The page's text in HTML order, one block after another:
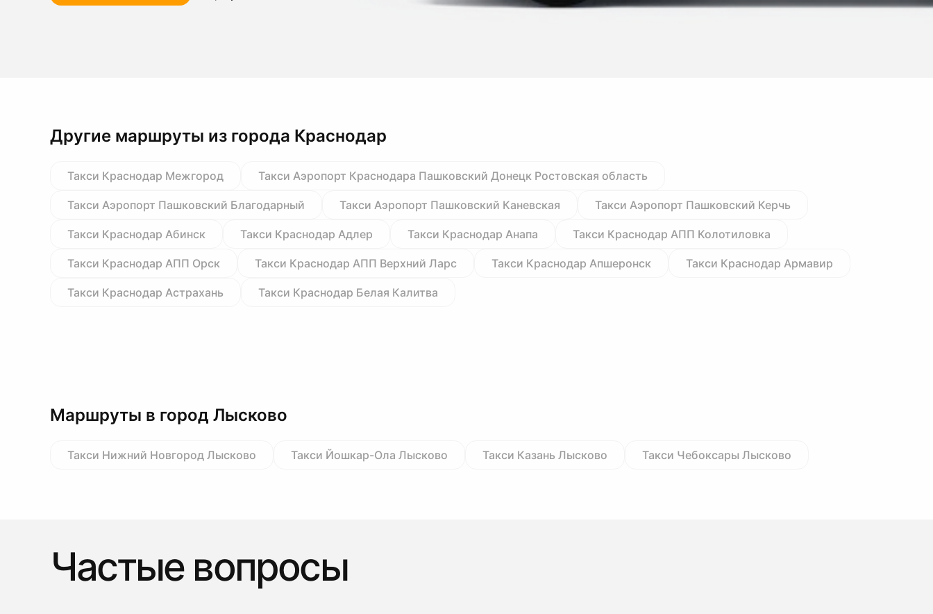
Другие маршруты из города Краснодар
Такси Краснодар Межгород Такси Аэропорт Краснодара Пашковский Донецк Ростовская область
Такси Аэропорт Пашковский Благодарный Такси Аэропорт Пашковский Каневская Такси Аэропорт Пашковский Керчь
Такси Краснодар Абинск Такси Краснодар Адлер Такси Краснодар Анапа Такси Краснодар АПП Колотиловка
Такси Краснодар АПП Орск Такси Краснодар АПП Верхний Ларс Такси Краснодар Апшеронск Такси Краснодар Армавир
Такси Краснодар Астрахань Такси Краснодар Белая Калитва
Маршруты в город Лысково
Такси Нижний Новгород Лысково Такси Йошкар-Ола Лысково Такси Казань Лысково Такси Чебоксары Лысково
Частые вопросы